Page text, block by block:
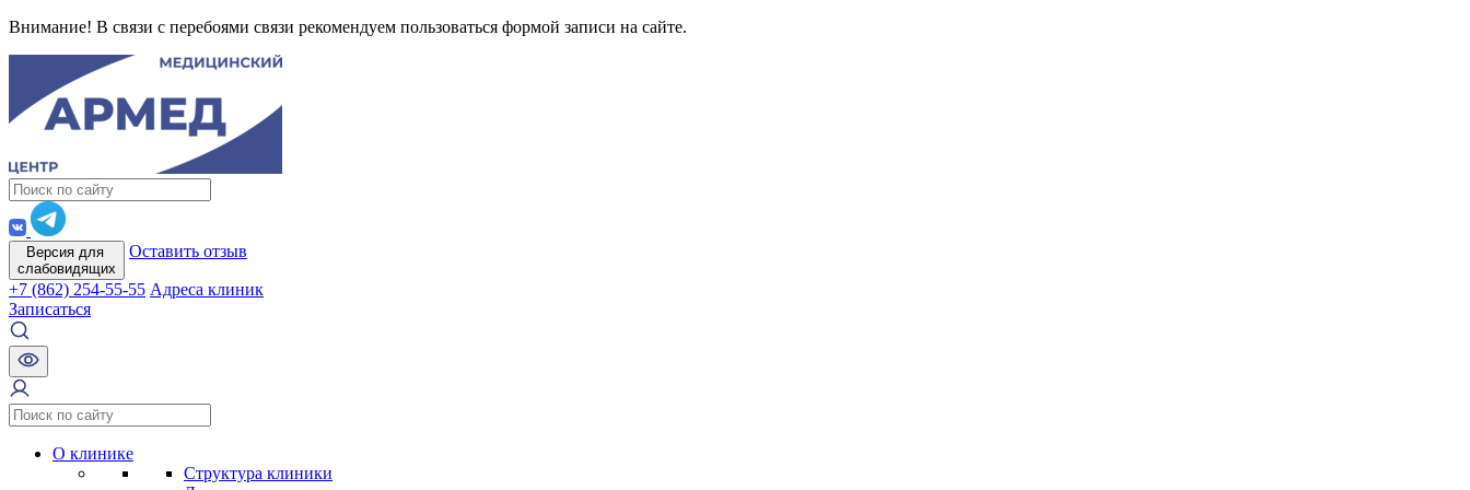
Внимание! В связи с перебоями связи рекомендуем пользоваться формой записи на сайте.
Версия для
слабовидящих
Оставить отзыв
+7 (862) 254-55-55 Адреса клиник
Записаться
О клинике
Структура клиники